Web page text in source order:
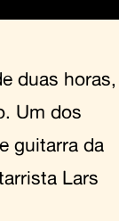
duas horas,
Um dos
guitarra da
Lars